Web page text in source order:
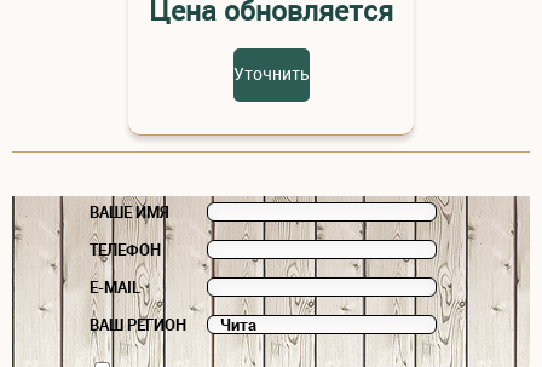
Цена обновляется
Уточнить
ВАШЕ ИМЯ
ТЕЛЕФОН
E-MAIL
ВАШ РЕГИОН